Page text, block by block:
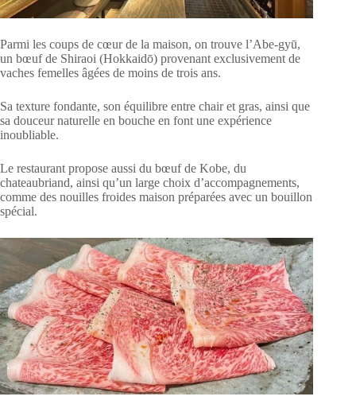
Parmi les coups de cœur de la maison, on trouve l’Abe-gyū,
un bœuf de Shiraoi (Hokkaidō) provenant exclusivement de
vaches femelles âgées de moins de trois ans.
Sa texture fondante, son équilibre entre chair et gras, ainsi que
sa douceur naturelle en bouche en font une expérience
inoubliable.
Le restaurant propose aussi du bœuf de Kobe, du
chateaubriand, ainsi qu’un large choix d’accompagnements,
comme des nouilles froides maison préparées avec un bouillon
spécial.